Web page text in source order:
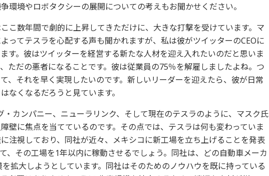
環境やロボタクシーの展開についての考えもお聞かせください。
こ数年間で劇的に上昇してきただけに、大きな打撃を受けています。マ
ってテスラを心配する声も聞かれますが、私は彼がツイッターのCEOに
す。彼はツイッターを経営する新たな人材を迎え入れたいのだと思いま
ただの悪者になることです。彼は従業員の75％を解雇しましたよね。つ
、それを早く実現したいのです。新しいリーダーを迎えたら、彼が日常
なくなるだろうと見ています。
・カンパニー、ニューラリンク、そして現在のテスラのように、マスク氏
壁に焦点を当てているのです。その点では、テスラは何も変わっていま
注視しており、同社が近々、メキシコに新工場を立ち上げることを発表
、その工場を1年以内に稼動させるでしょう。同社は、どの自動車メーカ
拡大しようとしています。同社はそのためのノウハウを既に持っている